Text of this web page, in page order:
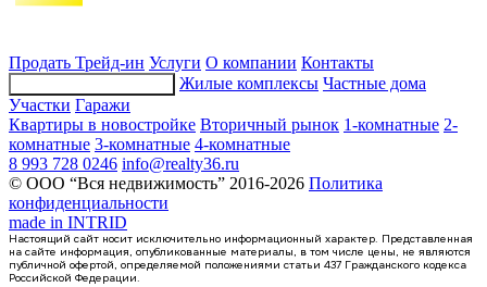
Материал
Продать Трейд-ин Услуги О компании Контакты
Жилые комплексы Частные дома
Участки Гаражи
Квартиры в новостройке Вторичный рынок 1-комнатные 2-
комнатные 3-комнатные 4-комнатные
8 993 728 0246 info@realty36.ru
© ООО “Вся недвижимость” 2016-2026 Политика
конфиденциальности
made in INTRID
Настоящий сайт носит исключительно информационный характер. Представленная
на сайте информация, опубликованные материалы, в том числе цены, не являются
публичной офертой, определяемой положениями статьи 437 Гражданского кодекса
Российской Федерации.